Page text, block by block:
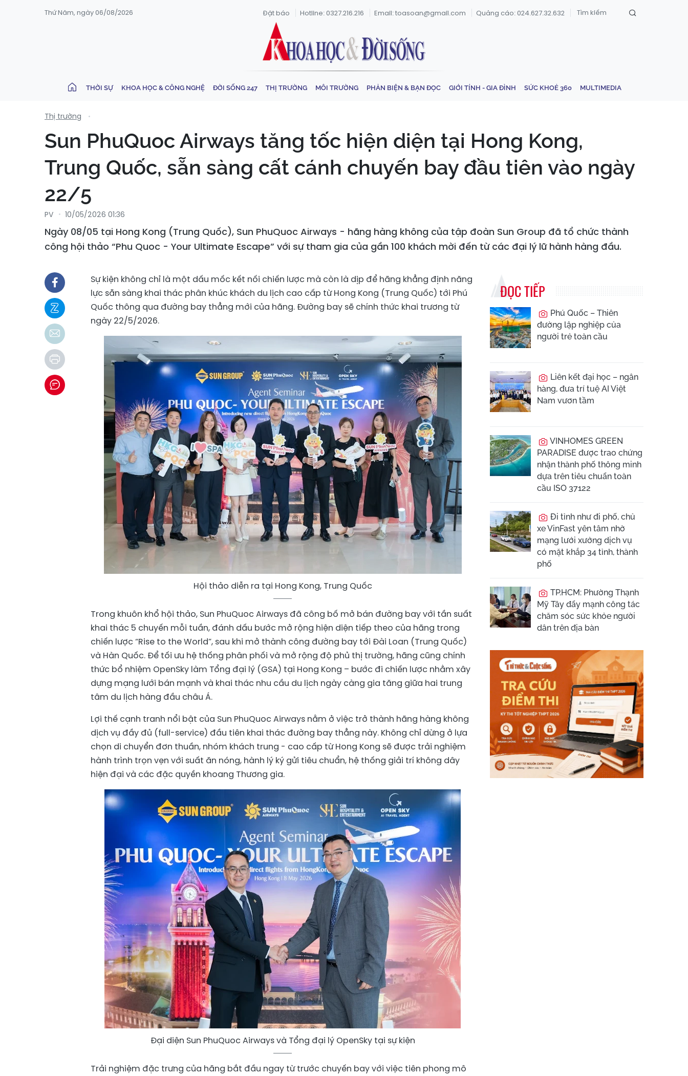
Thứ Năm, ngày 06/08/2026 Đặt báo Hotline: 0327.216.216 Email: toasoan@gmail.com Quảng cáo: 024.627.32.632
THỜI SỰ KHOA HỌC & CÔNG NGHỆ ĐỜI SỐNG 247 THỊ TRƯỜNG MÔI TRƯỜNG PHẢN BIỆN & BẠN ĐỌC GIỚI TÍNH - GIA ĐÌNH SỨC KHOẺ 360 MULTIMEDIA
Thị trường
Sun PhuQuoc Airways tăng tốc hiện diện tại Hong Kong,
Trung Quốc, sẵn sàng cất cánh chuyến bay đầu tiên vào ngày
22/5
PV 10/05/2026 01:36
Ngày 08/05 tại Hong Kong (Trung Quốc), Sun PhuQuoc Airways - hãng hàng không của tập đoàn Sun Group đã tổ chức thành
công hội thảo “Phu Quoc - Your Ultimate Escape” với sự tham gia của gần 100 khách mời đến từ các đại lý lữ hành hàng đầu.
Sự kiện không chỉ là một dấu mốc kết nối chiến lược mà còn là dịp để hãng khẳng định năng
lực sẵn sàng khai thác phân khúc khách du lịch cao cấp từ Hong Kong (Trung Quốc) tới Phú
Quốc thông qua đường bay thẳng mới của hãng. Đường bay sẽ chính thức khai trương từ
ngày 22/5/2026.
Hội thảo diễn ra tại Hong Kong, Trung Quốc
Trong khuôn khổ hội thảo, Sun PhuQuoc Airways đã công bố mở bán đường bay với tần suất
khai thác 5 chuyến mỗi tuần, đánh dấu bước mở rộng hiện diện tiếp theo của hãng trong
chiến lược “Rise to the World”, sau khi mở thành công đường bay tới Đài Loan (Trung Quốc)
và Hàn Quốc. Để tối ưu hệ thống phân phối và mở rộng độ phủ thị trường, hãng cũng chính
thức bổ nhiệm OpenSky làm Tổng đại lý (GSA) tại Hong Kong – bước đi chiến lược nhằm xây
dựng mạng lưới bán mạnh và khai thác nhu cầu du lịch ngày càng gia tăng giữa hai trung
tâm du lịch hàng đầu châu Á.
Lợi thế cạnh tranh nổi bật của Sun PhuQuoc Airways nằm ở việc trở thành hãng hàng không
dịch vụ đầy đủ (full-service) đầu tiên khai thác đường bay thẳng này. Không chỉ dừng ở lựa
chọn di chuyển đơn thuần, nhóm khách trung - cao cấp từ Hong Kong sẽ được trải nghiệm
hành trình trọn vẹn với suất ăn nóng, hành lý ký gửi tiêu chuẩn, hệ thống giải trí không dây
hiện đại và các đặc quyền khoang Thương gia.​
Đại diện Sun PhuQuoc Airways và Tổng đại lý OpenSky tại sự kiện
Trải nghiệm đặc trưng của hãng bắt đầu ngay từ trước chuyến bay với việc tiên phong mô
ĐỌC TIẾP
Phú Quốc – Thiên
đường lập nghiệp của
người trẻ toàn cầu
Liên kết đại học – ngân
hàng, đưa trí tuệ AI Việt
Nam vươn tầm
VINHOMES GREEN
PARADISE được trao chứng
nhận thành phố thông minh
dựa trên tiêu chuẩn toàn
cầu ISO 37122
Đi tỉnh như đi phố, chủ
xe VinFast yên tâm nhờ
mạng lưới xưởng dịch vụ
có mặt khắp 34 tỉnh, thành
phố
TP.HCM: Phường Thạnh
Mỹ Tây đẩy mạnh công tác
chăm sóc sức khỏe người
dân trên địa bàn